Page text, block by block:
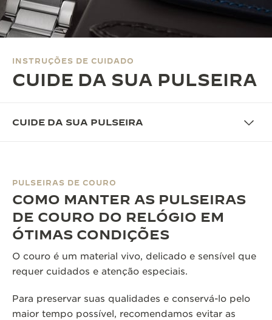
THE SOUND MAKER
INSTRUÇÕES DE CUIDADO
CUIDE DA SUA PULSEIRA
CUIDE DA SUA PULSEIRA
PULSEIRAS DE COURO
COMO MANTER AS PULSEIRAS
DE COURO DO RELÓGIO EM
ÓTIMAS CONDIÇÕES
O couro é um material vivo, delicado e sensível que
requer cuidados e atenção especiais.
Para preservar suas qualidades e conservá-lo pelo
maior tempo possível, recomendamos evitar as